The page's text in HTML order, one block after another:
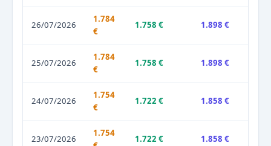
26/07/2026
1.784
€
1.758 € 1.898 €
25/07/2026
1.784
€
1.758 € 1.898 €
24/07/2026
1.754
€
1.722 € 1.858 €
23/07/2026
1.754
1.722 € 1.858 €